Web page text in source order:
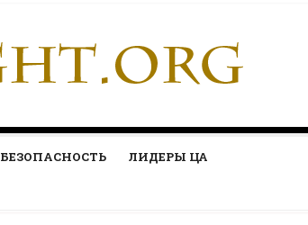
БЕЗОПАСНОСТЬ ЛИДЕРЫ ЦА